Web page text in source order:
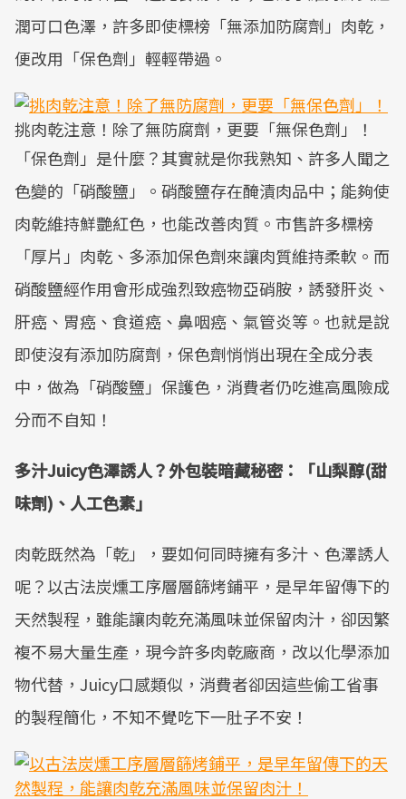
潤可口色澤，許多即使標榜「無添加防腐劑」肉乾，
便改用「保色劑」輕輕帶過。
挑肉乾注意！除了無防腐劑，更要「無保色劑」！
「保色劑」是什麼？其實就是你我熟知、許多人聞之
色變的「硝酸鹽」。硝酸鹽存在醃漬肉品中；能夠使
肉乾維持鮮艷紅色，也能改善肉質。市售許多標榜
「厚片」肉乾、多添加保色劑來讓肉質維持柔軟。而
硝酸鹽經作用會形成強烈致癌物亞硝胺，誘發肝炎、
肝癌、胃癌、食道癌、鼻咽癌、氣管炎等。也就是說
即使沒有添加防腐劑，保色劑悄悄出現在全成分表
中，做為「硝酸鹽」保護色，消費者仍吃進高風險成
分而不自知！
多汁Juicy色澤誘人？外包裝暗藏秘密：「山梨醇(甜
味劑)、人工色素」
肉乾既然為「乾」，要如何同時擁有多汁、色澤誘人
呢？以古法炭燻工序層層篩烤鋪平，是早年留傳下的
天然製程，雖能讓肉乾充滿風味並保留肉汁，卻因繁
複不易大量生產，現今許多肉乾廠商，改以化學添加
物代替，Juicy口感類似，消費者卻因這些偷工省事
的製程簡化，不知不覺吃下一肚子不安！